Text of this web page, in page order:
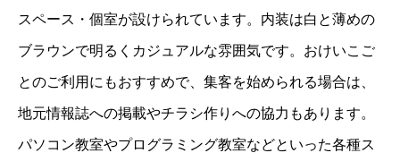
スペース・個室が設けられています。内装は白と薄めの
ブラウンで明るくカジュアルな雰囲気です。おけいこご
とのご利用にもおすすめで、集客を始められる場合は、
地元情報誌への掲載やチラシ作りへの協力もあります。
パソコン教室やプログラミング教室などといった各種ス